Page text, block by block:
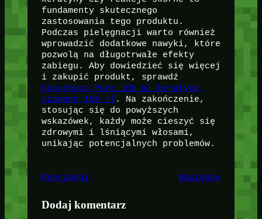
fundamenty skutecznego
zastosowania tego produktu.
Podczas pielęgnacji warto również
wprowadzić dodatkowe nawyki, które
pozwolą na długotrwałe efekty
zabiegu. Aby dowiedzieć się więcej
i zakupić produkt, sprawdź
Cocochoco Pure 100 ml keratyna
szampon 150 ml. Na zakończenie,
stosując się do powyższych
wskazówek, każdy może cieszyć się
zdrowymi i lśniącymi włosami,
unikając potencjalnych problemów.
Poprzedni Następny
Dodaj komentarz